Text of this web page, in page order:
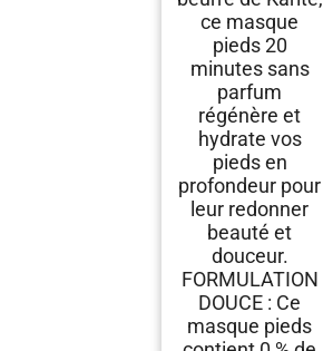
ce masque
pieds 20
minutes sans
parfum
régénère et
hydrate vos
pieds en
profondeur pour
leur redonner
beauté et
douceur.
FORMULATION
DOUCE : Ce
masque pieds